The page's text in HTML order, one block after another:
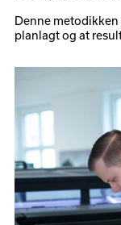
Denne
planlagt og at